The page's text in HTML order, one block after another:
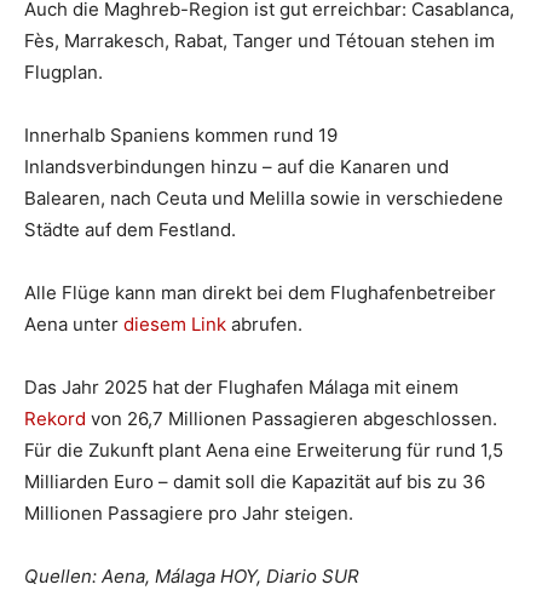
Auch die Maghreb-Region ist gut erreichbar: Casablanca,
Fès, Marrakesch, Rabat, Tanger und Tétouan stehen im
Flugplan.
Innerhalb Spaniens kommen rund 19
Inlandsverbindungen hinzu – auf die Kanaren und
Balearen, nach Ceuta und Melilla sowie in verschiedene
Städte auf dem Festland.
Alle Flüge kann man direkt bei dem Flughafenbetreiber
Aena unter diesem Link abrufen.
Das Jahr 2025 hat der Flughafen Málaga mit einem
Rekord von 26,7 Millionen Passagieren abgeschlossen.
Für die Zukunft plant Aena eine Erweiterung für rund 1,5
Milliarden Euro – damit soll die Kapazität auf bis zu 36
Millionen Passagiere pro Jahr steigen.
Quellen: Aena, Málaga HOY, Diario SUR